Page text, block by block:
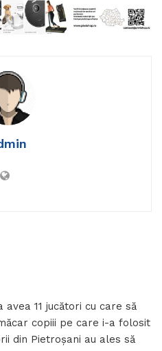
11 jucători cu care să
copiii pe care i-a folosit
din Pietroșani au ales să